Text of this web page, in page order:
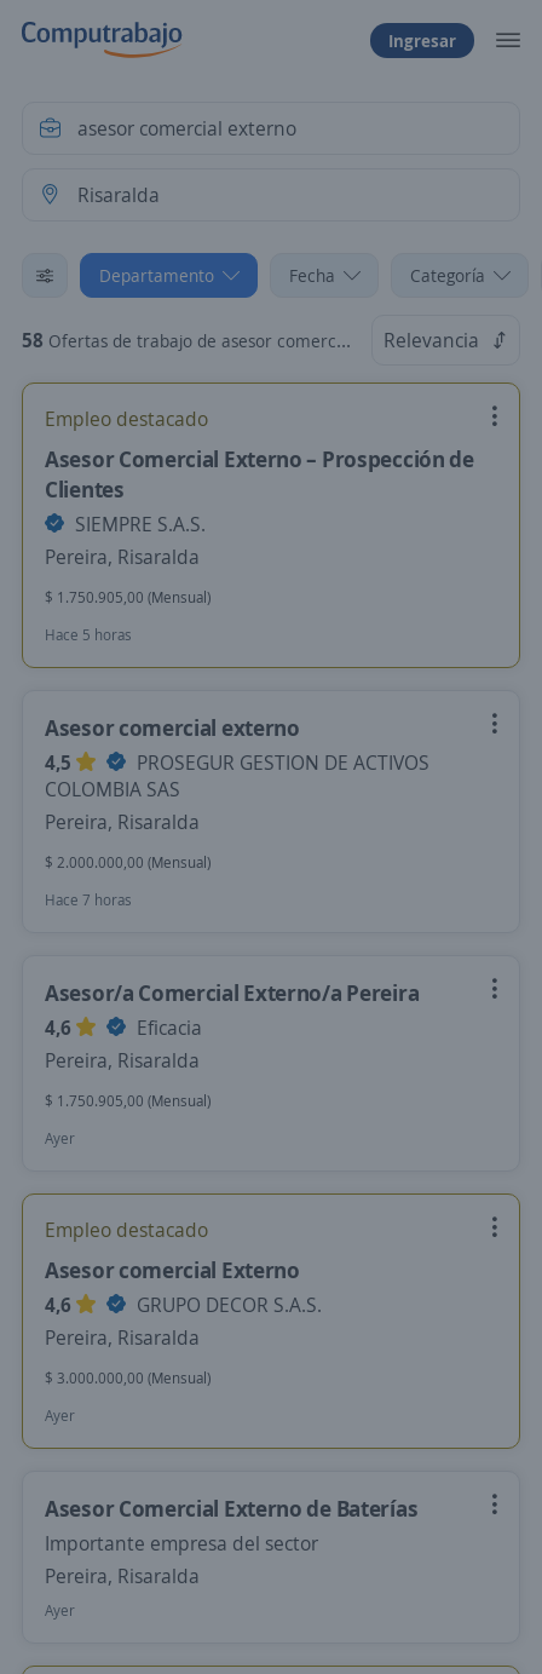
Ingresar
Departamento Fecha Categoría
58 Ofertas de trabajo de asesor comercial externo en Risaralda Relevancia
Empleo destacado
Asesor Comercial Externo – Prospección de
Clientes
SIEMPRE S.A.S.
Pereira, Risaralda
$ 1.750.905,00 (Mensual)
Hace 5 horas
Asesor comercial externo
4,5
PROSEGUR GESTION DE ACTIVOS
COLOMBIA SAS
Pereira, Risaralda
$ 2.000.000,00 (Mensual)
Hace 7 horas
Asesor/a Comercial Externo/a Pereira
4,6
Eficacia
Pereira, Risaralda
$ 1.750.905,00 (Mensual)
Ayer
Empleo destacado
Asesor comercial Externo
4,6
GRUPO DECOR S.A.S.
Pereira, Risaralda
$ 3.000.000,00 (Mensual)
Ayer
Asesor Comercial Externo de Baterías
Importante empresa del sector
Pereira, Risaralda
Ayer